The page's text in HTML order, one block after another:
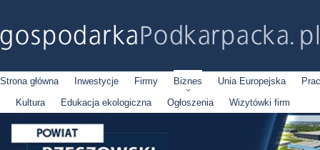
Strona główna Inwestycje Firmy Biznes Unia Europejska
Kultura
Edukacja ekologiczna Ogłoszenia Wizytówki firm